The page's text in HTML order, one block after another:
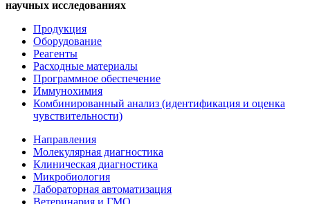
научных исследованиях
Продукция
Оборудование
Реагенты
Расходные материалы
Программное обеспечение
Иммунохимия
Комбинированный анализ (идентификация и оценка
чувствительности)
Направления
Молекулярная диагностика
Клиническая диагностика
Микробиология
Лабораторная автоматизация
Ветеринария и ГМО